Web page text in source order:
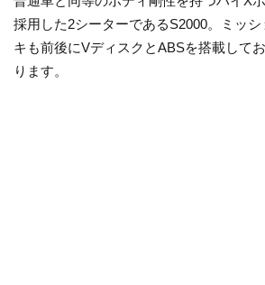
採用した2シーターであるS2000。ミッ
キも前後にVディスクとABSを搭載して
ります。